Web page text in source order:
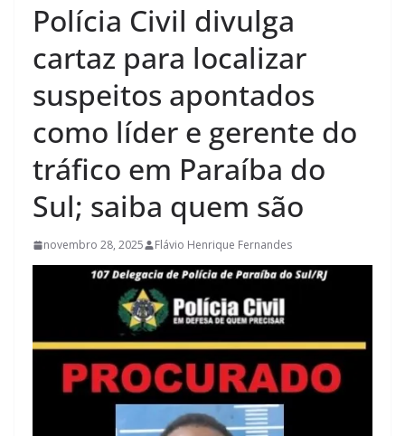
Polícia Civil divulga
cartaz para localizar
suspeitos apontados
como líder e gerente do
tráfico em Paraíba do
Sul; saiba quem são
novembro 28, 2025 Flávio Henrique Fernandes